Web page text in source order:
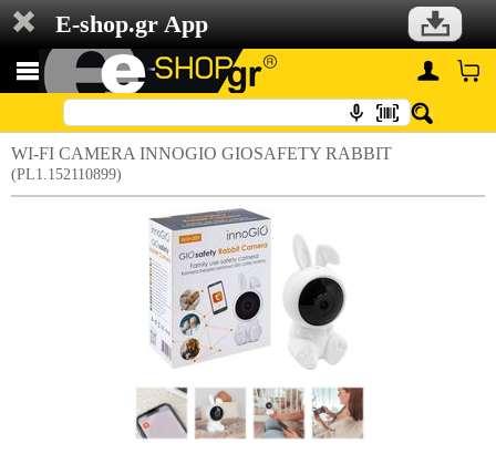
E-shop.gr App
WI-FI CAMERA INNOGIO GIOSAFETY RABBIT
(PL1.152110899)